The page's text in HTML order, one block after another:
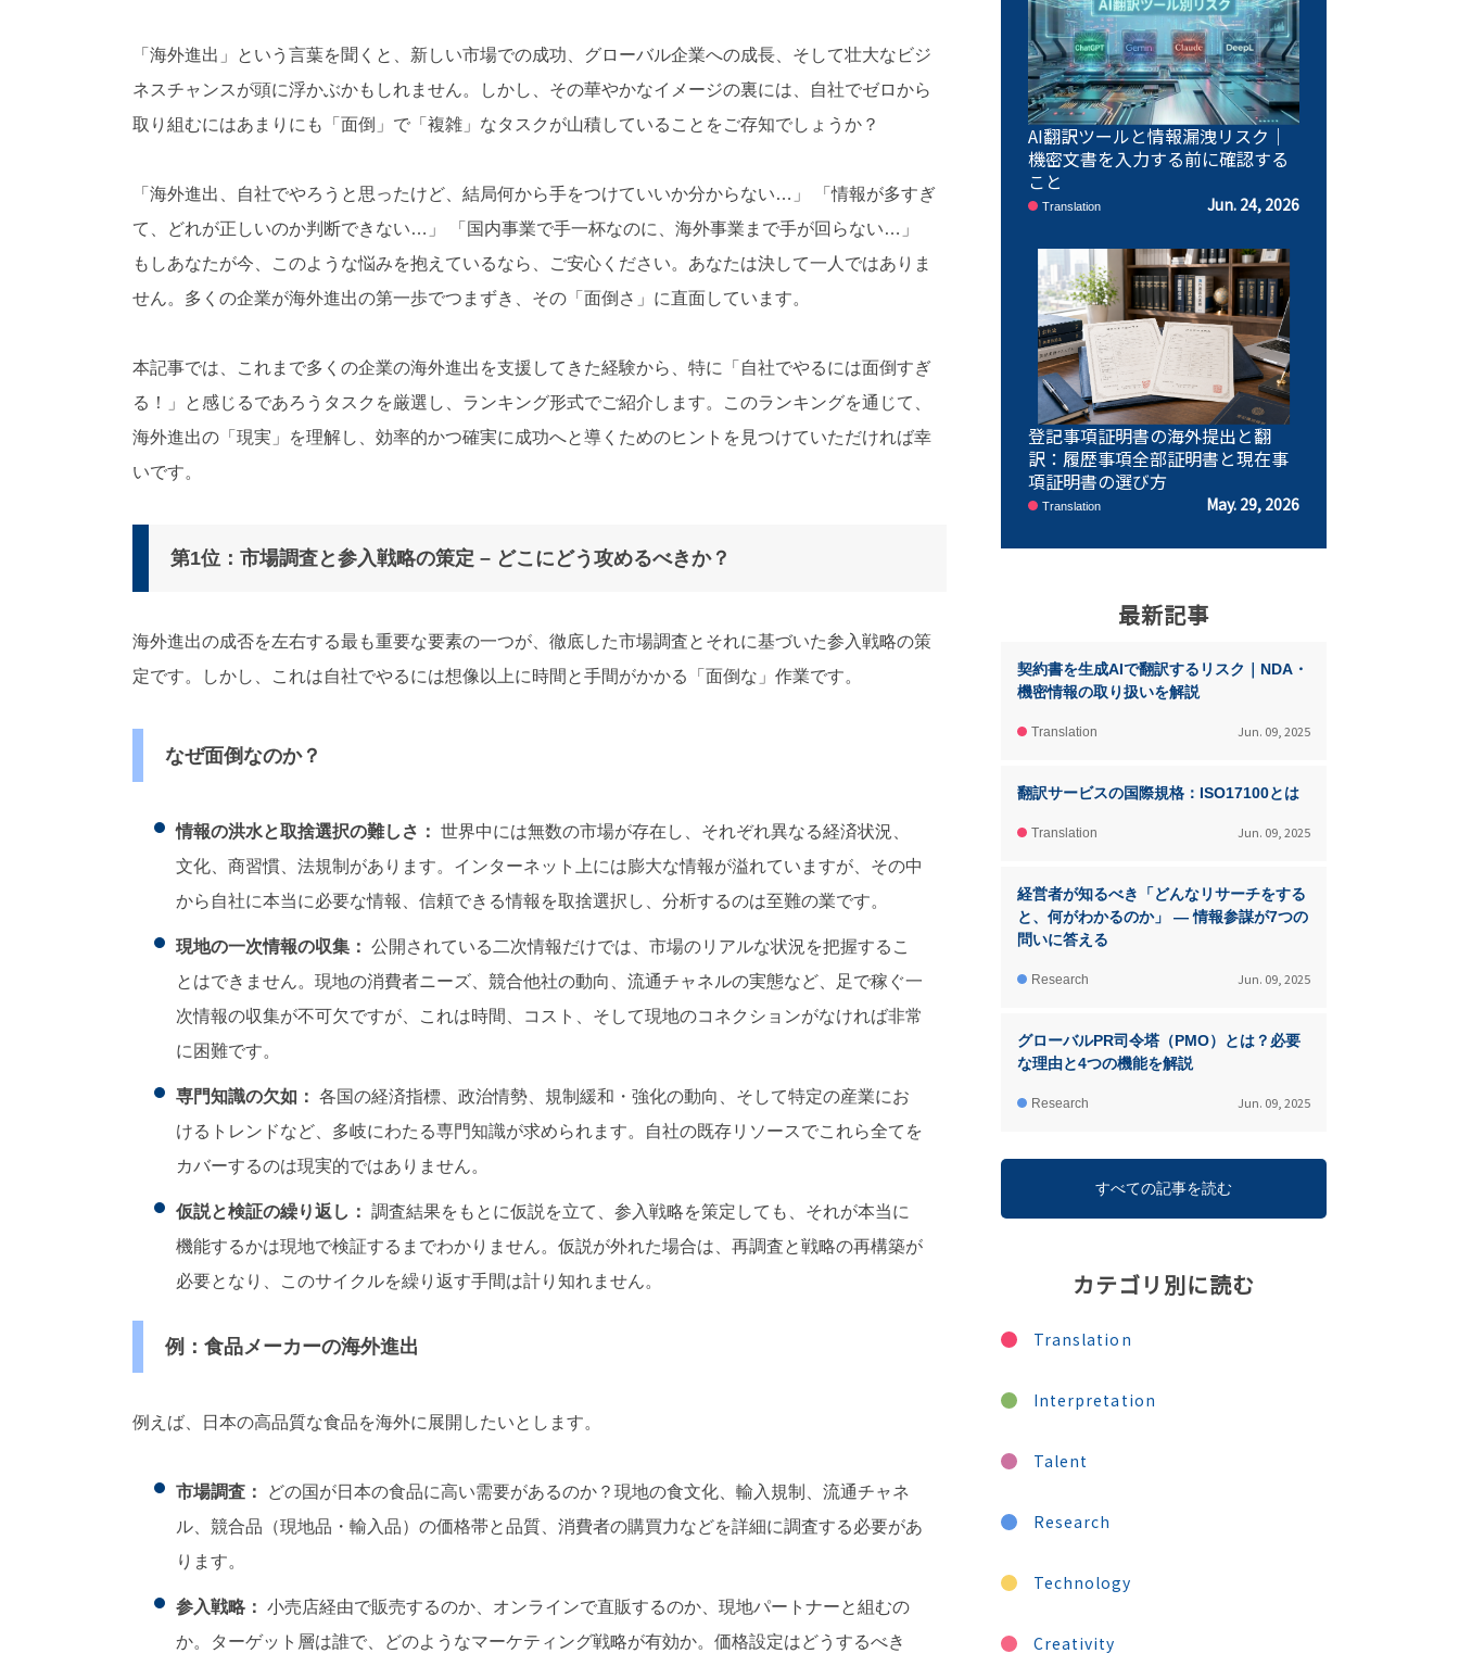
1
カ
国
）
「海外進出」という言葉を聞くと、新しい市場での成功、グローバル企業への成長、そして壮大なビジ
ネスチャンスが頭に浮かぶかもしれません。しかし、その華やかなイメージの裏には、自社でゼロから
取り組むにはあまりにも「面倒」で「複雑」なタスクが山積していることをご存知でしょうか？
「海外進出、自社でやろうと思ったけど、結局何から手をつけていいか分からない…」 「情報が多すぎ
て、どれが正しいのか判断できない…」 「国内事業で手一杯なのに、海外事業まで手が回らない…」
もしあなたが今、このような悩みを抱えているなら、ご安心ください。あなたは決して一人ではありま
せん。多くの企業が海外進出の第一歩でつまずき、その「面倒さ」に直面しています。
本記事では、これまで多くの企業の海外進出を支援してきた経験から、特に「自社でやるには面倒すぎ
る！」と感じるであろうタスクを厳選し、ランキング形式でご紹介します。このランキングを通じて、
海外進出の「現実」を理解し、効率的かつ確実に成功へと導くためのヒントを見つけていただければ幸
いです。
第1位：市場調査と参入戦略の策定 – どこにどう攻めるべきか？
海外進出の成否を左右する最も重要な要素の一つが、徹底した市場調査とそれに基づいた参入戦略の策
定です。しかし、これは自社でやるには想像以上に時間と手間がかかる「面倒な」作業です。
なぜ面倒なのか？
情報の洪水と取捨選択の難しさ： 世界中には無数の市場が存在し、それぞれ異なる経済状況、
文化、商習慣、法規制があります。インターネット上には膨大な情報が溢れていますが、その中
から自社に本当に必要な情報、信頼できる情報を取捨選択し、分析するのは至難の業です。
現地の一次情報の収集： 公開されている二次情報だけでは、市場のリアルな状況を把握するこ
とはできません。現地の消費者ニーズ、競合他社の動向、流通チャネルの実態など、足で稼ぐ一
次情報の収集が不可欠ですが、これは時間、コスト、そして現地のコネクションがなければ非常
に困難です。
専門知識の欠如： 各国の経済指標、政治情勢、規制緩和・強化の動向、そして特定の産業にお
けるトレンドなど、多岐にわたる専門知識が求められます。自社の既存リソースでこれら全てを
カバーするのは現実的ではありません。
仮説と検証の繰り返し： 調査結果をもとに仮説を立て、参入戦略を策定しても、それが本当に
機能するかは現地で検証するまでわかりません。仮説が外れた場合は、再調査と戦略の再構築が
必要となり、このサイクルを繰り返す手間は計り知れません。
例：食品メーカーの海外進出
例えば、日本の高品質な食品を海外に展開したいとします。
市場調査：
どの国が日本の食品に高い需要があるのか？現地の食文化、輸入規制、流通チャネ
ル、競合品（現地品・輸入品）の価格帯と品質、消費者の購買力などを詳細に調査する必要があ
ります。
参入戦略： 小売店経由で販売するのか、オンラインで直販するのか、現地パートナーと組むの
か。ターゲット層は誰で、どのようなマーケティング戦略が有効か。価格設定はどうするべき
AI翻訳ツールと情報漏洩リスク｜
機密文書を入力する前に確認する
こと
Translation Jun. 24, 2026
登記事項証明書の海外提出と翻
訳：履歴事項全部証明書と現在事
項証明書の選び方
Translation May. 29, 2026
最新記事
契約書を生成AIで翻訳するリスク｜NDA・
機密情報の取り扱いを解説
Translation Jun. 09, 2025
翻訳サービスの国際規格：ISO17100とは
Translation Jun. 09, 2025
経営者が知るべき「どんなリサーチをする
と、何がわかるのか」 ― 情報参謀が7つの
問いに答える
Research Jun. 09, 2025
グローバルPR司令塔（PMO）とは？必要
な理由と4つの機能を解説
Research Jun. 09, 2025
すべての記事を読む
カテゴリ別に読む
Translation
Interpretation
Talent
Research
Technology
Creativity